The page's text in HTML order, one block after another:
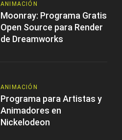
ANIMACIÓN
Moonray: Programa Gratis
Open Source para Render
de Dreamworks
ANIMACIÓN
Programa para Artistas y
Animadores en
Nickelodeon